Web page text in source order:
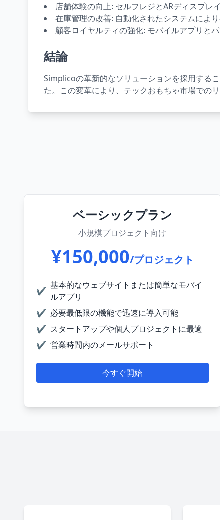
店舗体験の向上: セルフレジとARディスプレ
在庫管理の改善: 自動化されたシステムにより
顧客ロイヤルティの強化: モバイルアプリと
結論
Simplicoの革新的なソリューションを採用する
た。この変革により、テックおもちゃ市場での
ベーシックプラン
小規模プロジェクト向け
¥150,000/プロジェクト
✔
基本的なウェブサイトまたは簡単なモバイ
ルアプリ
✔ 必要最低限の機能で迅速に導入可能
✔ スタートアップや個人プロジェクトに最適
✔ 営業時間内のメールサポート
今すぐ開始